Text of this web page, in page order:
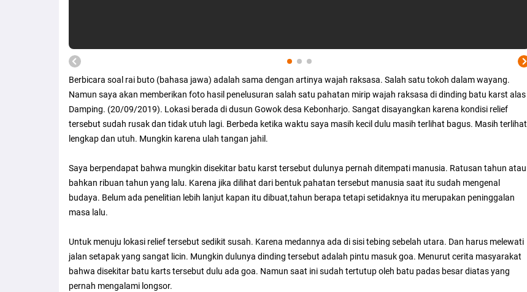
Berbicara soal rai buto (bahasa jawa) adalah sama dengan artinya wajah raksasa. Salah satu tokoh dalam wayang.
Namun saya akan memberikan foto hasil penelusuran salah satu pahatan mirip wajah raksasa di dinding batu karst alas
Damping. (20/09/2019). Lokasi berada di dusun Gowok desa Kebonharjo. Sangat disayangkan karena kondisi relief
tersebut sudah rusak dan tidak utuh lagi. Berbeda ketika waktu saya masih kecil dulu masih terlihat bagus. Masih terlihat
lengkap dan utuh. Mungkin karena ulah tangan jahil.
Saya berpendapat bahwa mungkin disekitar batu karst tersebut dulunya pernah ditempati manusia. Ratusan tahun atau
bahkan ribuan tahun yang lalu. Karena jika dilihat dari bentuk pahatan tersebut manusia saat itu sudah mengenal
budaya. Belum ada penelitian lebih lanjut kapan itu dibuat,tahun berapa tetapi setidaknya itu merupakan peninggalan
masa lalu.
Untuk menuju lokasi relief tersebut sedikit susah. Karena medannya ada di sisi tebing sebelah utara. Dan harus melewati
jalan setapak yang sangat licin. Mungkin dulunya dinding tersebut adalah pintu masuk goa. Menurut cerita masyarakat
bahwa disekitar batu karts tersebut dulu ada goa. Namun saat ini sudah tertutup oleh batu padas besar diatas yang
pernah mengalami longsor.